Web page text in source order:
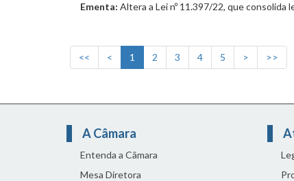
Ementa: Altera a Lei nº 11.397/22, que
<< < 1 2 3 4 5 > >>
A Câmara
Entenda a Câmara
Mesa Diretora